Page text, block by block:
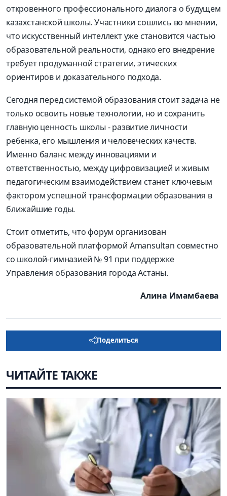
откровенного профессионального диалога о будущем
казахстанской школы. Участники сошлись во мнении,
что искусственный интеллект уже становится частью
образовательной реальности, однако его внедрение
требует продуманной стратегии, этических
ориентиров и доказательного подхода.
Сегодня перед системой образования стоит задача не
только освоить новые технологии, но и сохранить
главную ценность школы - развитие личности
ребенка, его мышления и человеческих качеств.
Именно баланс между инновациями и
ответственностью, между цифровизацией и живым
педагогическим взаимодействием станет ключевым
фактором успешной трансформации образования в
ближайшие годы.
Стоит отметить, что форум организован
образовательной платформой Amansultan совместно
со школой-гимназией № 91 при поддержке
Управления образования города Астаны.
Алина Имамбаева
Поделиться
ЧИТАЙТЕ ТАКЖЕ